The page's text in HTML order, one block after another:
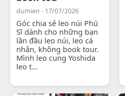
dumien - 17/07/2026
Góc chia sẻ leo núi Phú
Sĩ dành cho những bạn
lần đầu leo núi, leo cá
nhân, không book tour.
Mình leo cung Yoshida
leo t...